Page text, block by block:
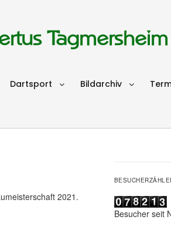
Tagmersheim
Dartsport Bildarchiv
2021.
Besucher seit